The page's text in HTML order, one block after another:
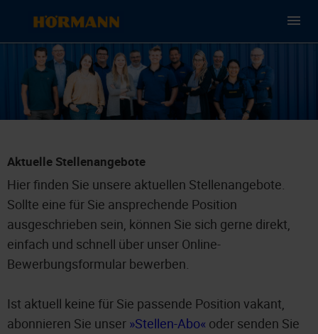
Aktuelle Stellenangebote
Hier finden Sie unsere aktuellen Stellenangebote.
Sollte eine für Sie ansprechende Position
ausgeschrieben sein, können Sie sich gerne direkt,
einfach und schnell über unser Online-
Bewerbungsformular bewerben.
Ist aktuell keine für Sie passende Position vakant,
abonnieren Sie unser Stellen-Abo oder senden Sie